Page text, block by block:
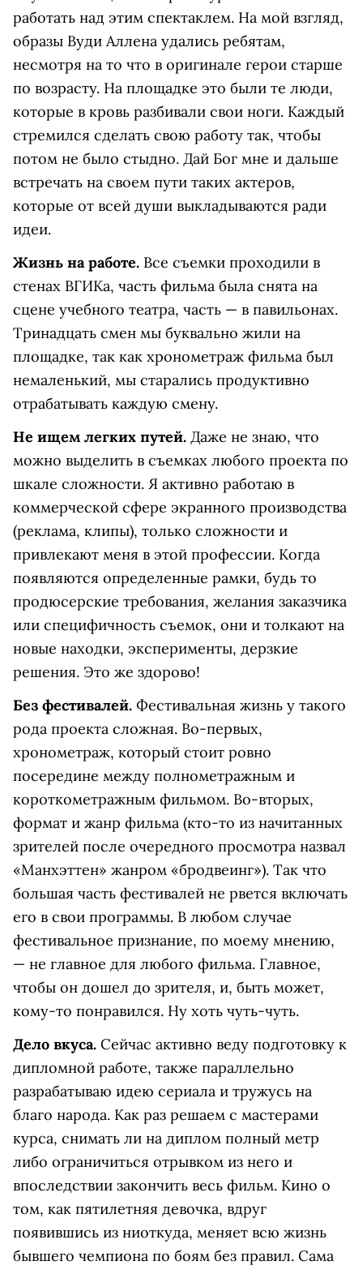
работать над этим спектаклем. На мой взгляд,
образы Вуди Аллена удались ребятам,
несмотря на то что в оригинале герои старше
по возрасту. На площадке это были те люди,
которые в кровь разбивали свои ноги. Каждый
стремился сделать свою работу так, чтобы
потом не было стыдно. Дай Бог мне и дальше
встречать на своем пути таких актеров,
которые от всей души выкладываются ради
идеи.
Жизнь на работе. Все съемки проходили в
стенах ВГИКа, часть фильма была снята на
сцене учебного театра, часть — в павильонах.
Тринадцать смен мы буквально жили на
площадке, так как хронометраж фильма был
немаленький, мы старались продуктивно
отрабатывать каждую смену.
Не ищем легких путей. Даже не знаю, что
можно выделить в съемках любого проекта по
шкале сложности. Я активно работаю в
коммерческой сфере экранного производства
(реклама, клипы), только сложности и
привлекают меня в этой профессии. Когда
появляются определенные рамки, будь то
продюсерские требования, желания заказчика
или специфичность съемок, они и толкают на
новые находки, эксперименты, дерзкие
решения. Это же здорово!
Без фестивалей. Фестивальная жизнь у такого
рода проекта сложная. Во-первых,
хронометраж, который стоит ровно
посередине между полнометражным и
короткометражным фильмом. Во-вторых,
формат и жанр фильма (кто-то из начитанных
зрителей после очередного просмотра назвал
«Манхэттен» жанром «бродвеинг»). Так что
большая часть фестивалей не рвется включать
его в свои программы. В любом случае
фестивальное признание, по моему мнению,
— не главное для любого фильма. Главное,
чтобы он дошел до зрителя, и, быть может,
кому-то понравился. Ну хоть чуть-чуть.
Дело вкуса. Сейчас активно веду подготовку к
дипломной работе, также параллельно
разрабатываю идею сериала и тружусь на
благо народа. Как раз решаем с мастерами
курса, снимать ли на диплом полный метр
либо ограничиться отрывком из него и
впоследствии закончить весь фильм. Кино о
том, как пятилетняя девочка, вдруг
появившись из ниоткуда, меняет всю жизнь
бывшего чемпиона по боям без правил. Сама